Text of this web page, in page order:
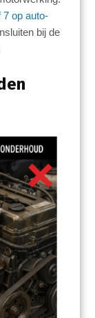
7 op auto-
bij de